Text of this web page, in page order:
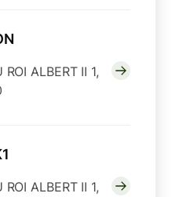
ALBERT II 1,
ALBERT II 1,